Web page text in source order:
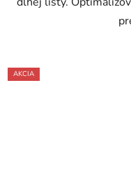
AKCIA